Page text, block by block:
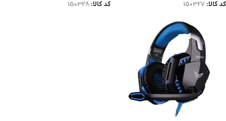
کد کالا: 150327
کد کالا: 150328